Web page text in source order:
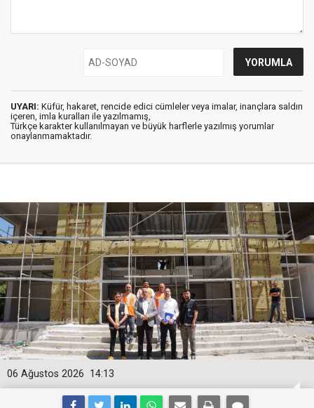
UYARI: Küfür, hakaret, rencide edici cümleler veya imalar, inançlara saldırı
içeren, imla kuralları ile yazılmamış,
Türkçe karakter kullanılmayan ve büyük harflerle yazılmış yorumlar
onaylanmamaktadır.
14:13
06 Ağustos 2026